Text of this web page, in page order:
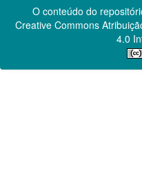
O conteúdo do
Creative Commons
4.0